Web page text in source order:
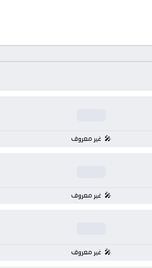
غير معروف
غير معروف
غير معروف